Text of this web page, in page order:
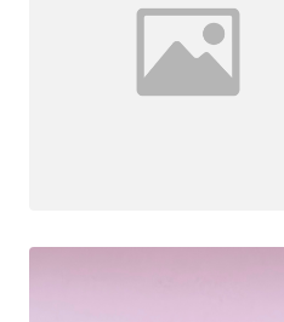
PERSONALIZADA
BRILHANTE